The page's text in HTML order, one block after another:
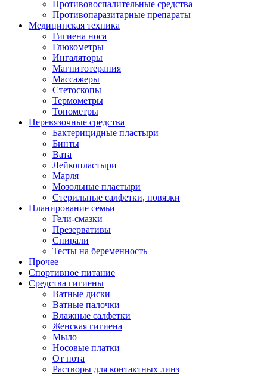
Противовоспалительные средства
Противопаразитарные препараты
Медицинская техника
Гигиена носа
Глюкометры
Ингаляторы
Магнитотерапия
Массажеры
Стетоскопы
Термометры
Тонометры
Перевязочные средства
Бактерицидные пластыри
Бинты
Вата
Лейкопластыри
Марля
Мозольные пластыри
Стерильные салфетки, повязки
Планирование семьи
Гели-смазки
Презервативы
Спирали
Тесты на беременность
Прочее
Спортивное питание
Средства гигиены
Ватные диски
Ватные палочки
Влажные салфетки
Женская гигиена
Мыло
Носовые платки
От пота
Растворы для контактных линз